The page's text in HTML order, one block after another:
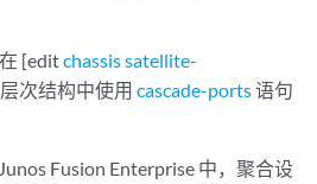
[editchassissatellite-
次结构中使用 cascade-ports语句
Fusion Enterprise 中，聚合设